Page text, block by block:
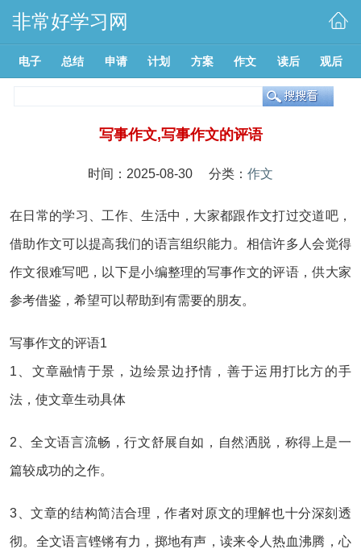
非常好学习网
电子 总结 申请 计划 方案 作文 读后 观后
写事作文,写事作文的评语
时间：2025-08-30 分类： 作文
在日常的学习、工作、生活中，大家都跟作文打过交道吧，
借助作文可以提高我们的语言组织能力。相信许多人会觉得
作文很难写吧，以下是小编整理的写事作文的评语，供大家
参考借鉴，希望可以帮助到有需要的朋友。
写事作文的评语1
1、文章融情于景，边绘景边抒情，善于运用打比方的手
法，使文章生动具体
2、全文语言流畅，行文舒展自如，自然洒脱，称得上是一
篇较成功的之作。
3、文章的结构简洁合理，作者对原文的理解也十分深刻透
彻。全文语言铿锵有力，掷地有声，读来令人热血沸腾，心